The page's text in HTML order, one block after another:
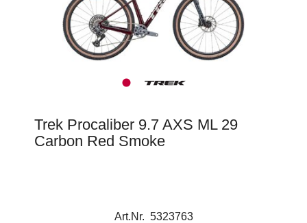
Trek Procaliber 9.7 AXS ML 29
Carbon Red Smoke
Art.Nr. 5323763